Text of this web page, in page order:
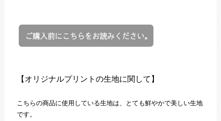
【オリジナルプリントの生地に関して】
こちらの商品に使用している生地は、とても鮮やかで美しい生地
です。